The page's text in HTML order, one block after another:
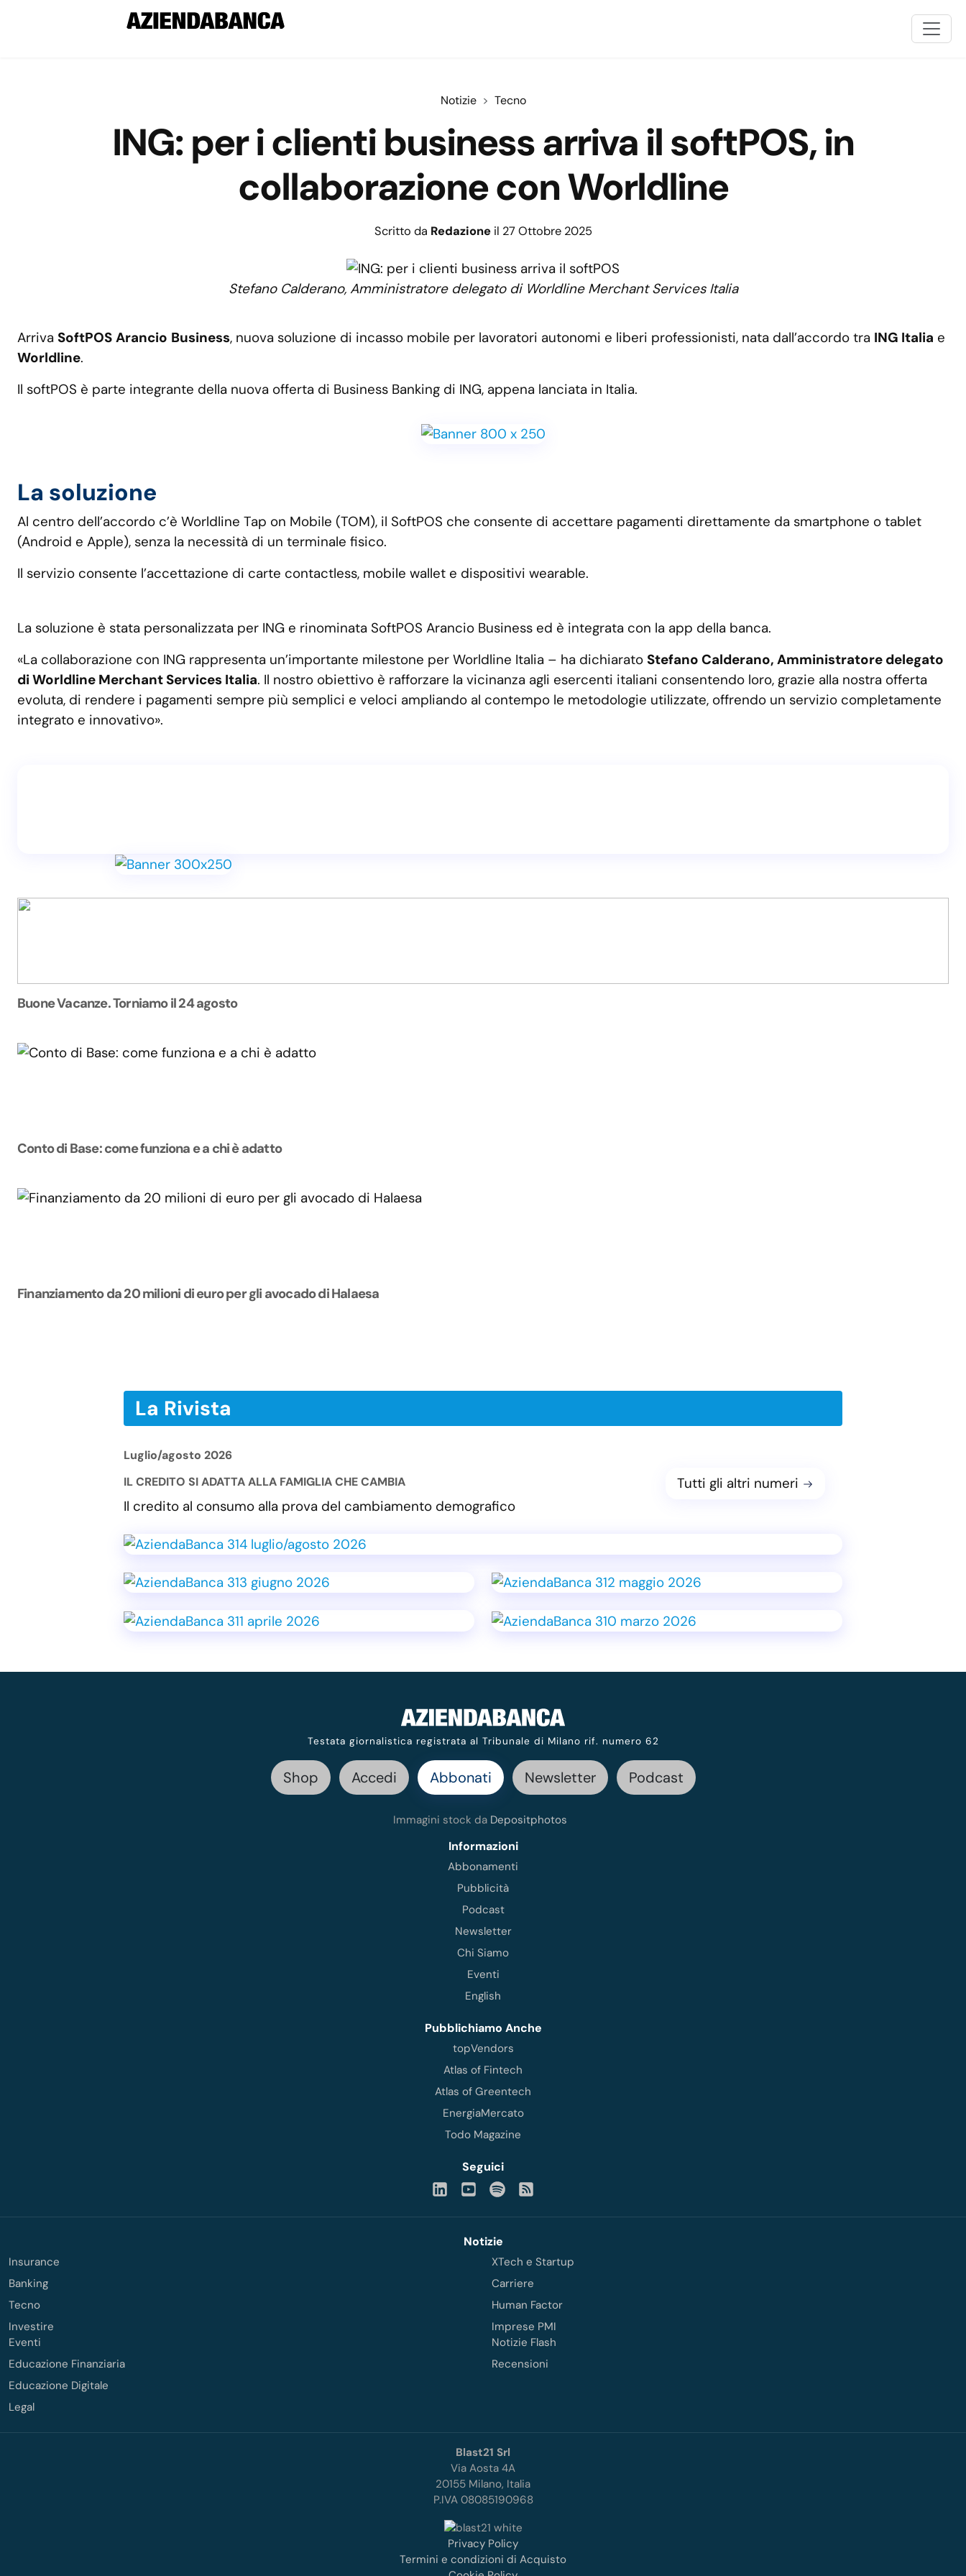
Notizie Tecno
ING: per i clienti business arriva il softPOS, in
collaborazione con Worldline
Scritto da Redazione il 27 Ottobre 2025
Stefano Calderano, Amministratore delegato di Worldline Merchant Services Italia
Arriva SoftPOS Arancio Business, nuova soluzione di incasso mobile per lavoratori autonomi e liberi professionisti, nata dall’accordo tra ING Italia e
Worldline.
Il softPOS è parte integrante della nuova offerta di Business Banking di ING, appena lanciata in Italia.
La soluzione
Al centro dell’accordo c’è Worldline Tap on Mobile (TOM), il SoftPOS che consente di accettare pagamenti direttamente da smartphone o tablet
(Android e Apple), senza la necessità di un terminale fisico.
Il servizio consente l’accettazione di carte contactless, mobile wallet e dispositivi wearable.
La soluzione è stata personalizzata per ING e rinominata SoftPOS Arancio Business ed è integrata con la app della banca.
«La collaborazione con ING rappresenta un’importante milestone per Worldline Italia – ha dichiarato Stefano Calderano, Amministratore delegato
di Worldline Merchant Services Italia. Il nostro obiettivo è rafforzare la vicinanza agli esercenti italiani consentendo loro, grazie alla nostra offerta
evoluta, di rendere i pagamenti sempre più semplici e veloci ampliando al contempo le metodologie utilizzate, offrendo un servizio completamente
integrato e innovativo».
Buone Vacanze. Torniamo il 24 agosto
Conto di Base: come funziona e a chi è adatto
Finanziamento da 20 milioni di euro per gli avocado di Halaesa
La Rivista
Luglio/agosto 2026
IL CREDITO SI ADATTA ALLA FAMIGLIA CHE CAMBIA
Il credito al consumo alla prova del cambiamento demografico
Tutti gli altri numeri
Testata giornalistica registrata al Tribunale di Milano rif. numero 62
Shop Accedi Abbonati Newsletter Podcast
Immagini stock da Depositphotos
Informazioni
Abbonamenti
Pubblicità
Podcast
Newsletter
Chi Siamo
Eventi
English
Pubblichiamo Anche
topVendors
Atlas of Fintech
Atlas of Greentech
EnergiaMercato
Todo Magazine
Seguici
Notizie
Insurance
Banking
Tecno
Investire
XTech e Startup
Carriere
Human Factor
Imprese PMI
Eventi
Educazione Finanziaria
Educazione Digitale
Legal
Notizie Flash
Recensioni
Blast21 Srl
Via Aosta 4A
20155 Milano, Italia
P.IVA 08085190968
Privacy Policy
Termini e condizioni di Acquisto